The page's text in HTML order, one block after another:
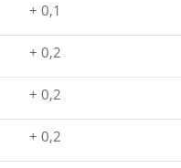
+ 0,1
+ 0,2
+ 0,2
+ 0,2